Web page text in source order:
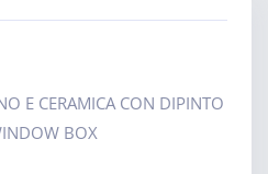
E CERAMICA CON DIPINTO
BOX